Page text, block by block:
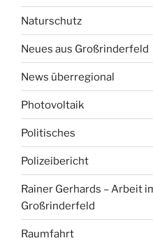
Naturschutz
Neues aus Großrinderfeld
News überregional
Photovoltaik
Politisches
Polizeibericht
Rainer Gerhards – Arbeit
Großrinderfeld
Raumfahrt